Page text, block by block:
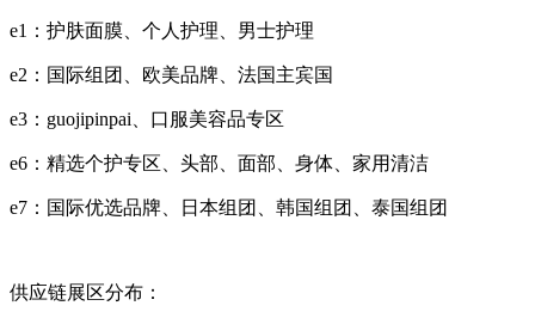
e1：护肤面膜、个人护理、男士护理
e2：国际组团、欧美品牌、法国主宾国
e3：guojipinpai、口服美容品专区
e6：精选个护专区、头部、面部、身体、家用清洁
e7：国际优选品牌、日本组团、韩国组团、泰国组团
供应链展区分布：